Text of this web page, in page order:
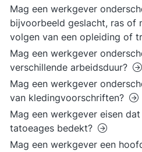
Mag een werkgever
bijvoorbeeld geslacht, ras of
volgen van een opleiding of
Mag een werkgever
verschillende arbeidsduur?
Mag een werkgever
van kledingvoorschriften?
Mag een werkgever eisen
tatoeages bedekt?
Mag een werkgever een